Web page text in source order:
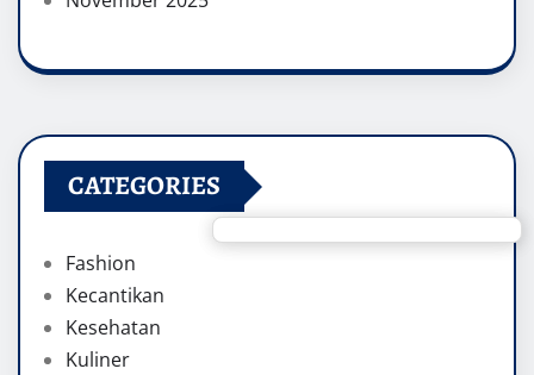
CATEGORIES
Fashion
Kecantikan
Kesehatan
Kuliner